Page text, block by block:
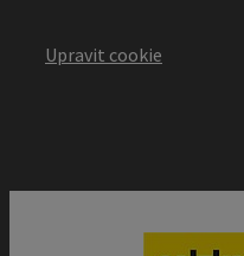
Upravit cookie